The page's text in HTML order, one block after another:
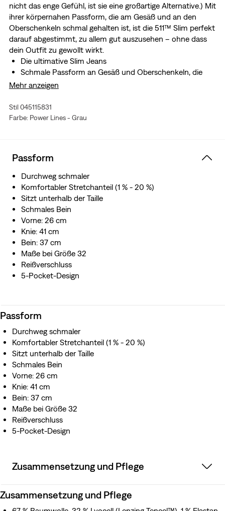
nicht das enge Gefühl, ist sie eine großartige Alternative.) Mit
ihrer körpernahen Passform, die am Gesäß und an den
Oberschenkeln schmal gehalten ist, ist die 511™ Slim perfekt
darauf abgestimmt, zu allem gut auszusehen – ohne dass
dein Outfit zu gewollt wirkt.
Die ultimative Slim Jeans
Schmale Passform an Gesäß und Oberschenkeln, die
trotzdem weit genug ist
gemacht
Mit unserer berühmten Arcuate-Bogennaht
recyceltem Wasser hergestellt, was uns hilft, die
Auswirkungen auf diese endliche Ressource zu
reduzieren.
Für die Herstellung dieses Kleidungsstücks haben wir
TENCEL™ Lyocell verwendet, eine weiche Holzfaser.
TENCEL™ ist ein Warenzeichen der Lenzing AG.
Perfekt für Sommertage im Freien; aus weichem und
luftigem Stoff, der dich auch in der Sommersonne nicht
ins Schwitzen bringt und sich stets angenehm auf deiner
Haut anfühlt.
Dieser Artikel ist aus einem „Lightweight“ Gewebe
hergestellt, das superweich, ultrabequem und leichter ist
Mehr anzeigen
Stil 045115831
Farbe: Power Lines - Grau
Passform
Durchweg schmaler
Komfortabler Stretchanteil (1 % - 20 %)
Sitzt unterhalb der Taille
Schmales Bein
Vorne: 26 cm
Knie: 41 cm
Bein: 37 cm
Maße bei Größe 32
Reißverschluss
5-Pocket-Design
Passform
Durchweg schmaler
Komfortabler Stretchanteil (1 % - 20 %)
Sitzt unterhalb der Taille
Schmales Bein
Vorne: 26 cm
Knie: 41 cm
Bein: 37 cm
Maße bei Größe 32
Reißverschluss
5-Pocket-Design
Zusammensetzung und Pflege
Zusammensetzung und Pflege